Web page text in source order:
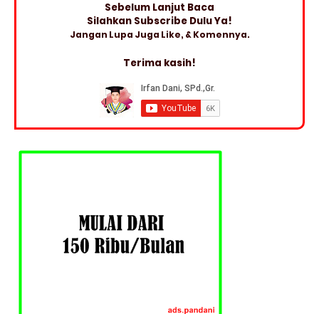
Sebelum Lanjut Baca
Silahkan Subscribe Dulu Ya!
Jangan Lupa Juga Like, & Komennya.
Terima kasih!